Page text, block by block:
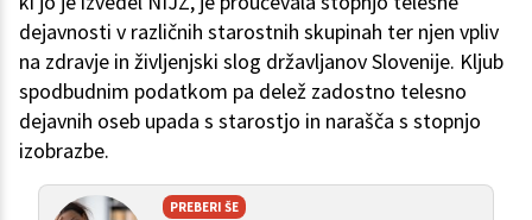
dejavnosti v različnih starostnih skupinah ter njen vpliv
na zdravje in življenjski slog državljanov Slovenije. Kljub
spodbudnim podatkom pa delež zadostno telesno
dejavnih oseb upada s starostjo in narašča s stopnjo
izobrazbe.
PREBERI ŠE